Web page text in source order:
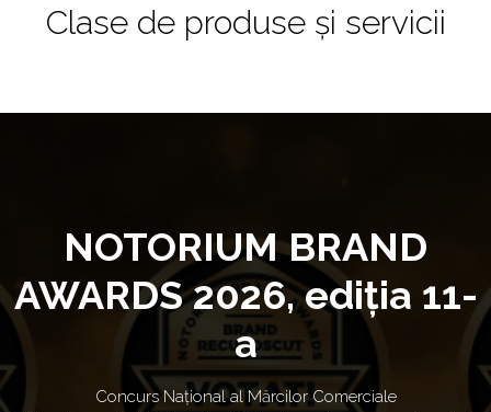
Clase de produse și servicii
NOTORIUM BRAND
AWARDS 2026, ediţia 11-
a
Concurs Național al Mărcilor Comerciale